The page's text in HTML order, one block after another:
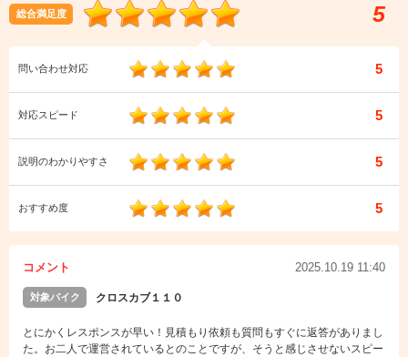
総合満足度 5
問い合わせ対応 5
対応スピード 5
説明のわかりやすさ 5
おすすめ度 5
コメント 2025.10.19 11:40
対象バイク クロスカブ１１０
とにかくレスポンスが早い！見積もり依頼も質問もすぐに返答がありまし
た。お二人で運営されているとのことですが、そうと感じさせないスピー